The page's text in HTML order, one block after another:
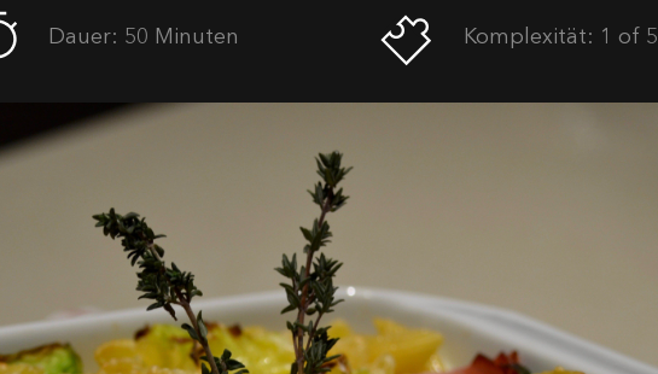
Dauer: 50 Minuten Komplexität: 1 of 5